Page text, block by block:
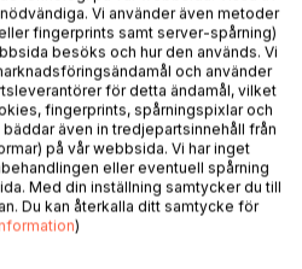
Vi använder även metoder
fingerprints samt server-spårning)
besöks och hur den används. Vi
och använder
för detta ändamål, vilket
fingerprints, spårningspixlar och
även in tredjepartsinnehåll från
på vår webbsida. Vi har inget
eller eventuell spårning
Med din inställning samtycker du till
Du kan återkalla ditt samtycke för
)